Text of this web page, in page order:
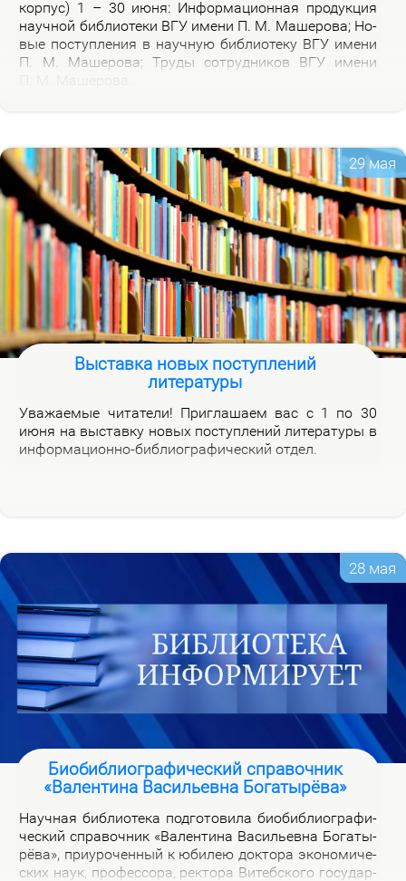
кор­пус) 1 – 30 июня: Ин­фор­ма­ци­он­ная про­дук­ция
на­уч­ной биб­лио­те­ки ВГУ име­ни П. М. Ма­ше­ро­ва; Но­
вые по­ступ­ле­ния в на­уч­ную биб­лио­те­ку ВГУ име­ни
П. М. Ма­ше­ро­ва; Тру­ды со­труд­ни­ков ВГУ име­ни
29 мая
Выставка новых поступлений
литературы
Ува­жа­е­мые чи­та­те­ли! При­гла­ша­ем вас с 1 по 30
июня на вы­став­ку но­вых по­ступ­ле­ний ли­те­ра­ту­ры в
ин­фор­ма­ци­он­но-биб­лио­гра­фи­че­ский от­дел.
28 мая
Биобиблиографический справочник
«Валентина Васильевна Богатырёва»
На­уч­ная биб­лио­те­ка под­го­то­ви­ла био­биб­лио­гра­фи­
че­ский спра­воч­ник «Ва­лен­ти­на Ва­си­льев­на Бо­га­ты­
рё­ва», при­уро­чен­ный к юби­лею док­то­ра эко­но­ми­че­
ских на­ук, про­фес­со­ра, рек­то­ра Ви­теб­ско­го го­судар­